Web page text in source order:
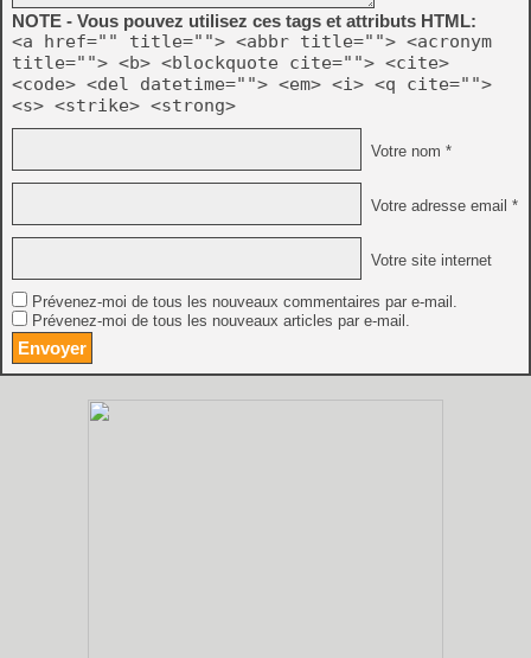
NOTE - Vous pouvez utilisez ces tags et attributs HTML:
<a href="" title=""> <abbr title=""> <acronym
title=""> <b> <blockquote cite=""> <cite>
<code> <del datetime=""> <em> <i> <q cite="">
<s> <strike> <strong>
Votre nom *
Votre adresse email *
Votre site internet
Prévenez-moi de tous les nouveaux commentaires par e-mail.
Prévenez-moi de tous les nouveaux articles par e-mail.